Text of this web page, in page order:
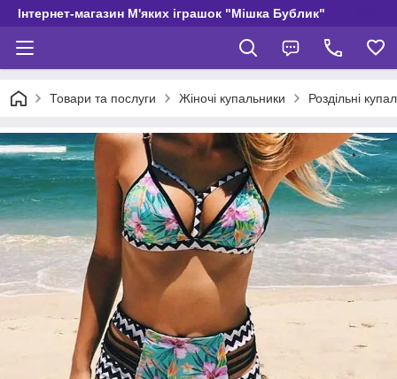
Інтернет-магазин М'яких іграшок "Мішка Бублик"
Товари та послуги Жіночі купальники Роздільні